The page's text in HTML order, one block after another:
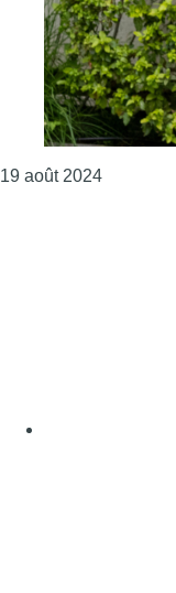
19 août 2024